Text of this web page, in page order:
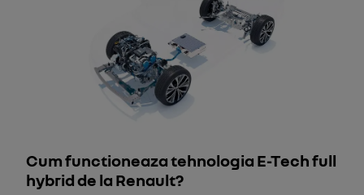
Cum functioneaza tehnologia E-Tech full
hybrid de la Renault?